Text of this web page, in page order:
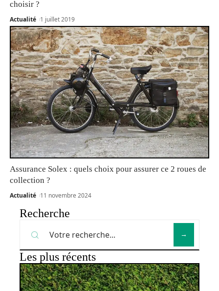
choisir ?
Actualité 1 juillet 2019
Assurance Solex : quels choix pour assurer ce 2 roues de
collection ?
Actualité 11 novembre 2024
Recherche
Les plus récents